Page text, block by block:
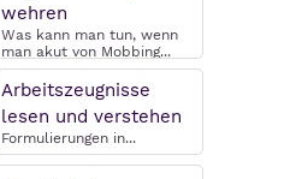
wehren
Was kann man tun, wenn
man akut von Mobbing...
Arbeitszeugnisse
lesen und verstehen
Formulierungen in...